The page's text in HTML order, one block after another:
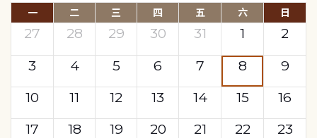
一 二 三 四 五 六 日
27 28 29 30 31 1
2
3
4 5 6 7 8
9
10
11 12 13 14 15
16
17
18 19 20 21 22
23